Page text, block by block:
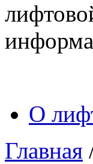
О
Главная